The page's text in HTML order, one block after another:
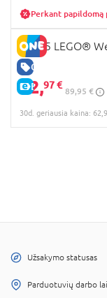
Perkant
GERA KAINA
E-KAINA
76785 LEGO®
62,97 €
89,95 €
30d. geriausia kaina:
Užsakymo statusas
Parduotuvių darbo